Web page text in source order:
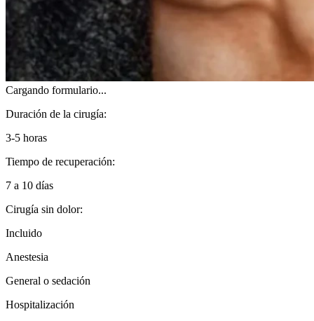
Cargando formulario...
Duración de la cirugía:
3-5 horas
Tiempo de recuperación:
7 a 10 días
Cirugía sin dolor:
Incluido
Anestesia
General o sedación
Hospitalización